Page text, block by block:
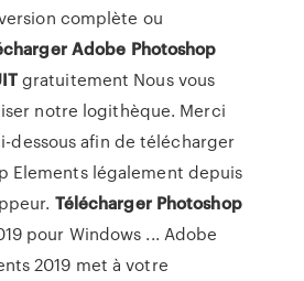
complète ou
Adobe Photoshop
gratuitement Nous vous
notre logithèque. Merci
dessous afin de télécharger
Elements légalement depuis
Télécharger Photoshop
pour Windows ... Adobe
2019 met à votre